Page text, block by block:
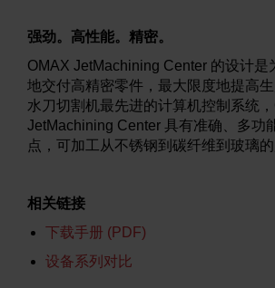
OMAX 好处
了解水刀
强劲。高性能。精密。
OMAX JetMachining Center 的设计是
地交付高精密零件，最大限度地提高
水刀切割机最先进的计算机控制系统
JetMachining Center 具有准确、多功
点，可加工从不锈钢到碳纤维到玻璃的
相关链接
下载手册 (PDF)
设备系列对比